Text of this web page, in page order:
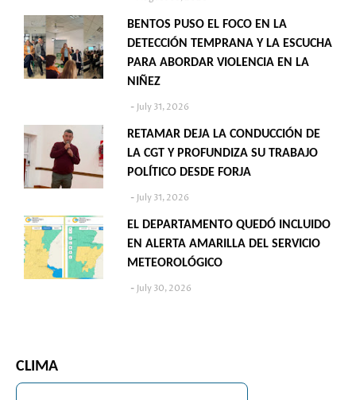
BENTOS PUSO EL FOCO EN LA
DETECCIÓN TEMPRANA Y LA ESCUCHA
PARA ABORDAR VIOLENCIA EN LA
NIÑEZ
July 31, 2026
RETAMAR DEJA LA CONDUCCIÓN DE
LA CGT Y PROFUNDIZA SU TRABAJO
POLÍTICO DESDE FORJA
July 31, 2026
EL DEPARTAMENTO QUEDÓ INCLUIDO
EN ALERTA AMARILLA DEL SERVICIO
METEOROLÓGICO
July 30, 2026
CLIMA